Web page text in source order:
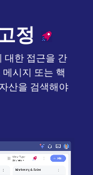
정
대한 접근을 간
시지 또는 핵
산을 검색해야